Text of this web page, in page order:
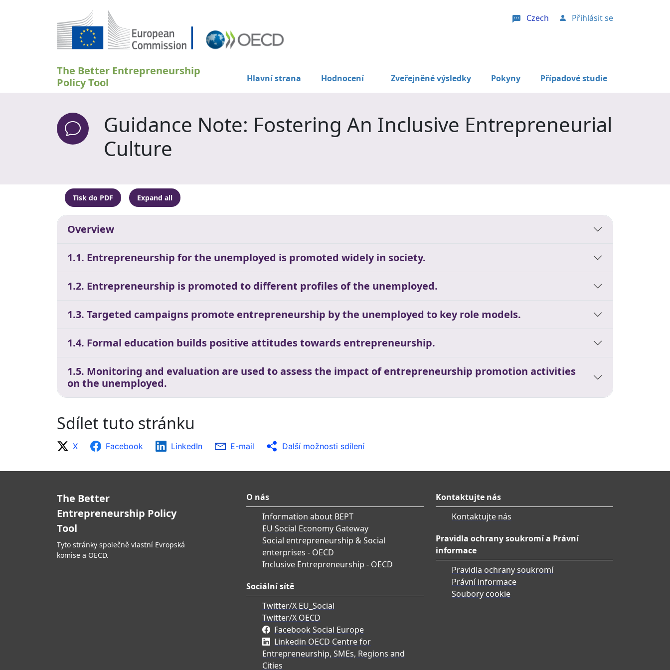
Přejít k hlavnímu obsahu Czech User account menu
Přihlásit se
The Better Entrepreneurship
Policy Tool
Hlavní strana Hodnocení Zveřejněné výsledky Pokyny Případové studie
Guidance Note: Fostering An Inclusive Entrepreneurial
Culture
Tisk do PDF Expand all
Overview
1.1. Entrepreneurship for the unemployed is promoted widely in society.
1.2. Entrepreneurship is promoted to different profiles of the unemployed.
1.3. Targeted campaigns promote entrepreneurship by the unemployed to key role models.
1.4. Formal education builds positive attitudes towards entrepreneurship.
1.5. Monitoring and evaluation are used to assess the impact of entrepreneurship promotion activities
on the unemployed.
Sdílet tuto stránku
X Facebook LinkedIn E-mail Další možnosti sdílení
The Better
Entrepreneurship Policy
Tool
Tyto stránky společně vlastní Evropská
komise a OECD.
O nás
Information about BEPT
EU Social Economy Gateway
Social entrepreneurship & Social
enterprises - OECD
Inclusive Entrepreneurship - OECD
Sociální sítě
Twitter/X EU_Social
Twitter/X OECD
Facebook Social Europe
Linkedin OECD Centre for
Entrepreneurship, SMEs, Regions and
Cities
Kontaktujte nás
Kontaktujte nás
Pravidla ochrany soukromí a Právní
informace
Pravidla ochrany soukromí
Právní informace
Soubory cookie